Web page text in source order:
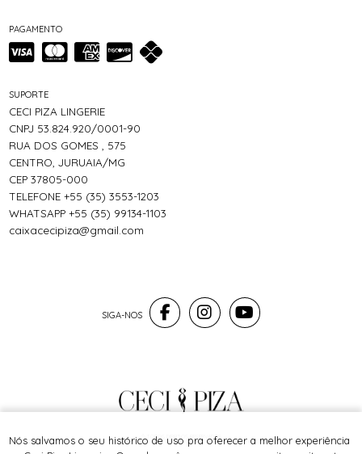
PAGAMENTO
SUPORTE
CECI PIZA LINGERIE
CNPJ 53.824.920/0001-90
RUA DOS GOMES , 575
CENTRO, JURUAIA/MG
CEP 37805-000
TELEFONE +55 (35) 3553-1203
WHATSAPP +55 (35) 99134-1103
caixacecipiza@gmail.com
® TODOS DIREITOS RESERVADOS
Nós salvamos o seu histórico de uso pra oferecer a melhor experiência